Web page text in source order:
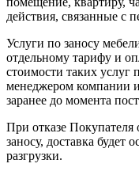
действия, связанные с
Услуги по заносу
отдельному тарифу и
стоимости таких услуг
менеджером компании
заранее до момента
При отказе Покупателя
заносу, доставка будет
разгрузки.